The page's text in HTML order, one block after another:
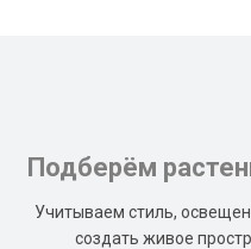
Подберём
Учитываем стиль,
создать живое